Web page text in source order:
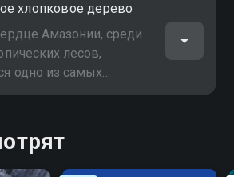
выживать в суровых
истории его
значении для
континента
хлопковое дерево
Амазонии, среди
лесов,
одно из самых
растений мира -
по дебрям джунглей,
секреты этого